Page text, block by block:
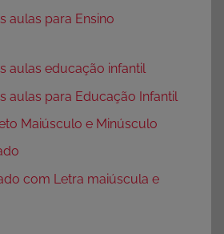
aulas para Ensino
aulas educação infantil
aulas para Educação Infantil
Maiúsculo e Minúsculo
com Letra maiúscula e